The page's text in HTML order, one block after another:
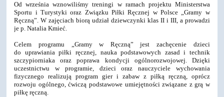
Od września wznowiliśmy treningi w ramach projektu Ministerstwa
Sportu i Turystyki oraz Związku Piłki Ręcznej w Polsce „Gramy w
Ręczną”. W zajęciach biorą udział dziewczynki klas II i III, a prowadzi
je p. Natalia Kmieć.
Celem programu „Gramy w Ręczną” jest zachęcenie dzieci
do uprawiania piłki ręcznej, nauka podstawowych zasad i technik
szczypiorniaka oraz poprawa kondycji ogólnorozwojowej. Dzięki
uczestnictwu w programie, dzieci oraz nauczyciele wychowania
fizycznego realizują program gier i zabaw z piłką ręczną, oprócz
rozwoju ogólnego, ćwiczą podstawowe umiejętności związane z grą w
piłkę ręczną.